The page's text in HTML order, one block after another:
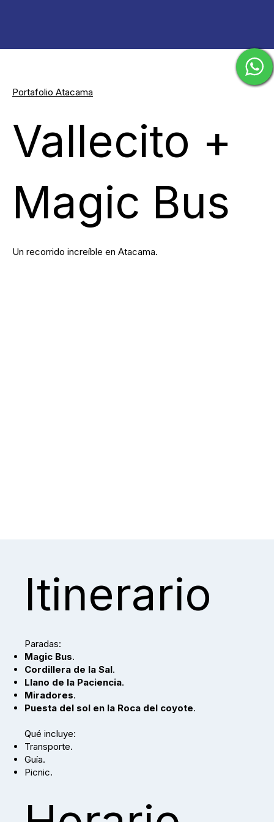
Portafolio Atacama
Vallecito +
Magic Bus
Un recorrido increíble en Atacama.
Itinerario
Paradas:
Magic Bus.
Cordillera de la Sal.
Llano de la Paciencia.
Miradores.
Puesta del sol en la Roca del coyote.
Qué incluye:
Transporte.
Guía.
Picnic.